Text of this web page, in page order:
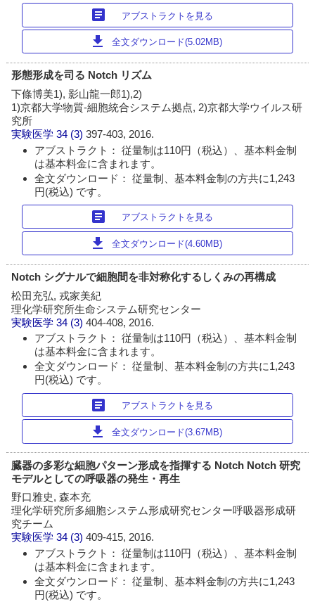
article アブストラクトを見る
download 全文ダウンロード(5.02MB)
形態形成を司る Notch リズム
下條博美1), 影山龍一郎1),2)
1)京都大学物質-細胞統合システム拠点, 2)京都大学ウイルス研
究所
実験医学 34 (3)397-403, 2016.
アブストラクト： 従量制は110円（税込）、基本料金制
は基本料金に含まれます。
全文ダウンロード： 従量制、基本料金制の方共に1,243
円(税込) です。
article アブストラクトを見る
download 全文ダウンロード(4.60MB)
Notch シグナルで細胞間を非対称化するしくみの再構成
松田充弘, 戎家美紀
理化学研究所生命システム研究センター
実験医学 34 (3)404-408, 2016.
アブストラクト： 従量制は110円（税込）、基本料金制
は基本料金に含まれます。
全文ダウンロード： 従量制、基本料金制の方共に1,243
円(税込) です。
article アブストラクトを見る
download 全文ダウンロード(3.67MB)
臓器の多彩な細胞パターン形成を指揮する Notch Notch 研究
モデルとしての呼吸器の発生・再生
野口雅史, 森本充
理化学研究所多細胞システム形成研究センター呼吸器形成研
究チーム
実験医学 34 (3)409-415, 2016.
アブストラクト： 従量制は110円（税込）、基本料金制
は基本料金に含まれます。
全文ダウンロード： 従量制、基本料金制の方共に1,243
円(税込) です。